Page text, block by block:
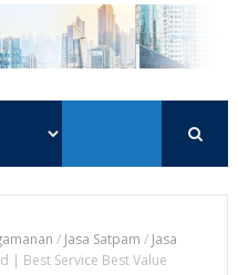
/ Jasa Satpam / Jasa
| Best Service Best Value